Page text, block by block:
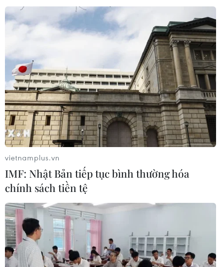
Trước thềm năm học, tiêu chuẩn sữa học
đường quốc gia vẫn... bặt tăm
10/08/2019 09:17
Nhiều doanh nghiệp sữa cho rằng, đến nay, sau hơn 3
năm chờ đợi, Bộ Y tế vẫn chưa ban hành hướng dẫn
tiêu chuẩn sữa học đường quốc gia, gây nên nhiều khó
khăn cho các bên liên quan.
vietnamplus.vn
IMF: Nhật Bản tiếp tục bình thường hóa
chính sách tiền tệ